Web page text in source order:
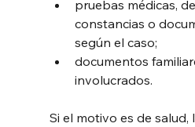
pruebas médicas,
constancias o
según el caso;
documentos
involucrados.
Si el motivo es de